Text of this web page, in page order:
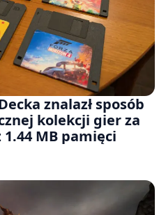
znalazł sposób
kolekcji gier za
MB pamięci